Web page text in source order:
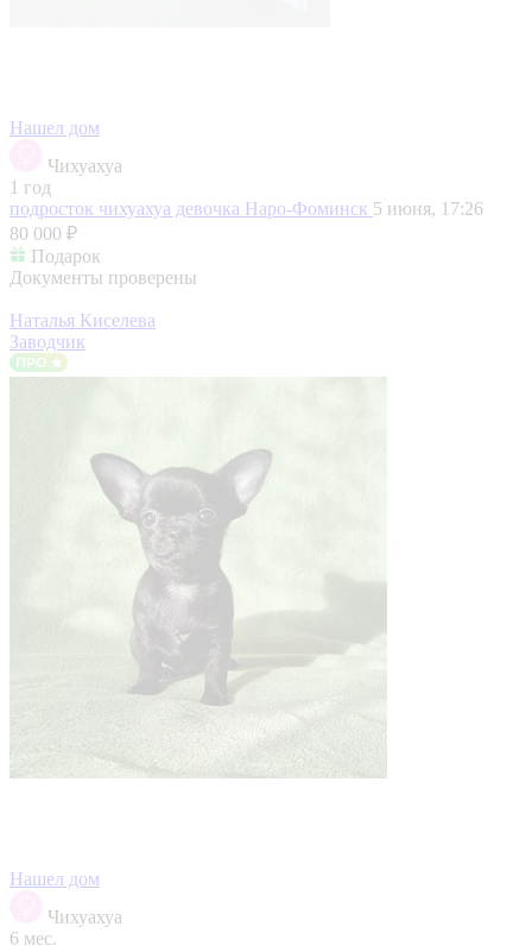
Нашел дом
Чихуахуа
1 год
подросток чихуахуа девочка Наро-Фоминск 5 июня, 17:26
80 000 ₽
Подарок
Документы проверены
Наталья Киселева
Заводчик
Нашел дом
Чихуахуа
6 мес.